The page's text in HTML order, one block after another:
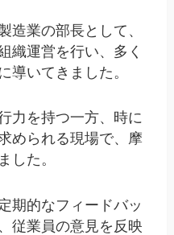
造業の部長として、
織運営を行い、多く
導いてきました。
力を持つ一方、時に
められる現場で、摩
した。
期的なフィードバッ
従業員の意見を反映